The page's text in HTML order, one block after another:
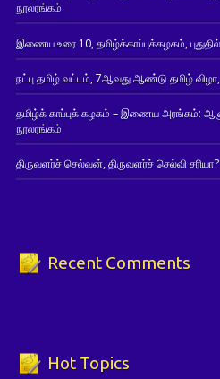
நூலரங்கம்
இணைய உரை 10, தமிழ்க்காப்புக்கழகம்,
நட்பு தமிழ் வட்டம், 7ஆவது ஆண்டு தமிழ்
தமிழ்க் காப்புக் கழகம் – இணைய அரங்கம்:
நூலரங்கம்
திருவளர்ச் செல்வன், திருவளர்ச் செல்வி
Recent Comments
Hot Topics